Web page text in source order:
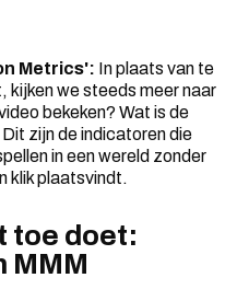
Metrics': In plaats van te
kijken we steeds meer naar
bekeken? Wat is de
zijn de indicatoren die
in een wereld zonder
klik plaatsvindt.
toe doet:
MMM